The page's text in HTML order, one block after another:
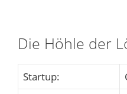
Die Höhle der
Startup: